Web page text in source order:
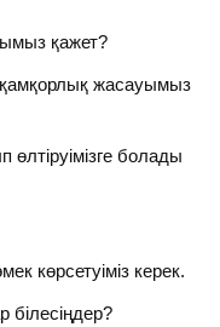
қажет?
жасауымыз
болады
көрсетуіміз керек.